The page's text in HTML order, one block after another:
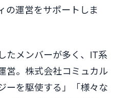
の運営をサポートしま
たメンバーが多く、IT系
営。株式会社コミュカル
ーを駆使する」「様々な